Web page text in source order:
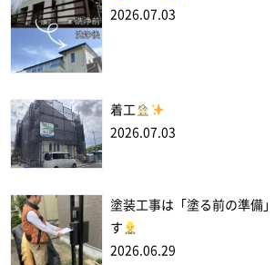
2026.07.03
着工
2026.07.03
塗装工事は「塗る前の準備
す
2026.06.29